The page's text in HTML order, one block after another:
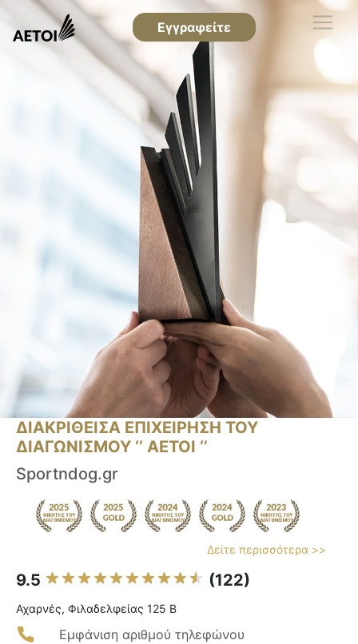
Εγγραφείτε
ΔΙΑΚΡΙΘΕΙΣΑ ΕΠΙΧΕΙΡΗΣΗ ΤΟΥ
ΔΙΑΓΩΝΙΣΜΟΥ ‘’ ΑΕΤΟΙ ‘’
Sportndog.gr
Δείτε περισσότερα >>
9.5 (122)
Αχαρνές, Φιλαδελφείας 125 Β
Εμφάνιση αριθμού τηλεφώνου